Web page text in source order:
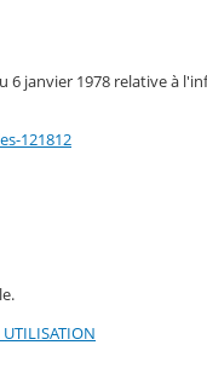
6 janvier 1978 relative à
121812